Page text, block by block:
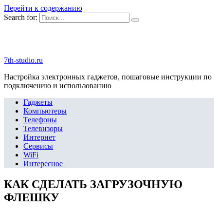
Перейти к содержанию
Search for:
7th-studio.ru
Настройка электронных гаджетов, пошаговые инструкции по
подключению и использованию
Гаджеты
Компьютеры
Телефоны
Телевизоры
Интернет
Сервисы
WiFi
Интересное
КАК СДЕЛАТЬ ЗАГРУЗОЧНУЮ
ФЛЕШКУ